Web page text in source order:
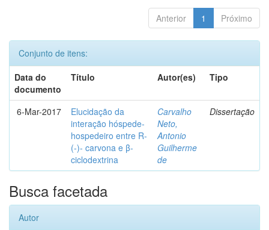
Anterior 1 Próximo
Conjunto de itens:
Data do
documento
Título Autor(es) Tipo
6-Mar-2017
Elucidação da
interação hóspede-
hospedeiro entre R-
(-)- carvona e β-
ciclodextrina
Carvalho
Neto,
Antonio
Guilherme
de
Dissertação
Busca facetada
Autor